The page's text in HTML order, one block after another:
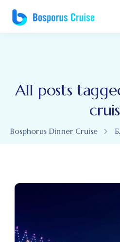
All posts
Bosphorus Dinner Cruise